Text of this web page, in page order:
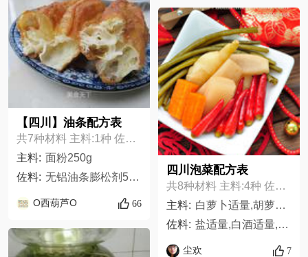
【四川】油条配方表
共7种材料 主料:1种 佐料:6种
主料: 面粉250g
佐料: 无铝油条膨松剂5g,鸡蛋1个,酵母粉3g,食盐3g,白糖3g,水75g
O西葫芦O 66
四川泡菜配方表
共8种材料 主料:4种 佐料:4种
主料: 白萝卜适量,胡萝卜适量,豆角适量,嫩姜适量,
佐料: 盐适量,白酒适量,花椒适量,八角适量
尘欢 7